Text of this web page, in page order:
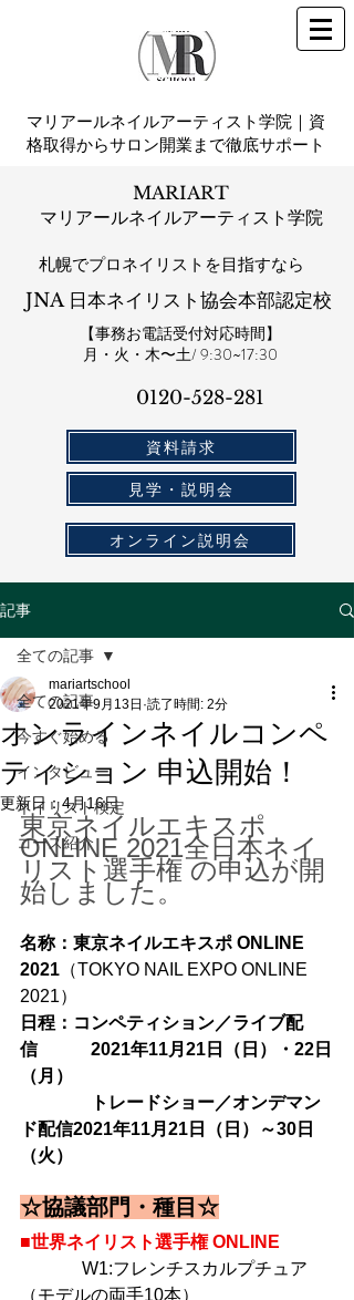
マリアールネイルアーティスト学院｜資
格取得からサロン開業まで徹底サポート
MARIART
マリアールネイルアーティスト学院
札幌​でプロネイリストを目指すなら
JNA 日本ネイリスト協会本部認定校
【事務お電話受付対応時間】
​月・火・木〜土/ 9:30~17:30
0120-528-281​
資料請求
見学・説明会
オンライン説明会
記事
全ての記事
今すぐ始める
インタビュー
ネイリスト検定
コース紹介
全ての記事
オンラインネイルコンペ
ティション 申込開始！
mariartschool
2021年9月13日 読了時間: 2分
更新日：4月16日
東京ネイルエキスポ
ONLINE 2021全日本ネイ
リスト選手権 の申込が開
始しました。
名称：東京ネイルエキスポ ONLINE
2021 （TOKYO NAIL EXPO ONLINE
2021）
日程：コンペティション／ライブ配
信　　　2021年11月21日（日）・22日
（月）
トレードショー／オンデマン
ド配信2021年11月21日（日）～30日
（火）
☆協議部門・種目☆
■世界ネイリスト選手権 ONLINE
W1:フレンチスカルプチュア
（モデルの両手10本）